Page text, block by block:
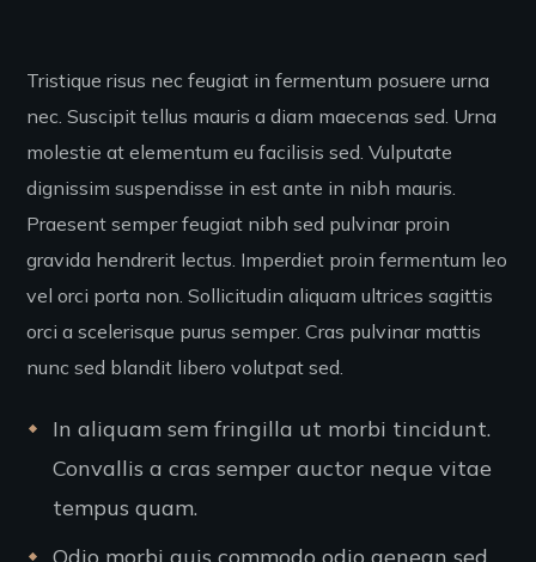
Tristique risus nec feugiat in fermentum posuere urna
nec. Suscipit tellus mauris a diam maecenas sed. Urna
molestie at elementum eu facilisis sed. Vulputate
dignissim suspendisse in est ante in nibh mauris.
Praesent semper feugiat nibh sed pulvinar proin
gravida hendrerit lectus. Imperdiet proin fermentum leo
vel orci porta non. Sollicitudin aliquam ultrices sagittis
orci a scelerisque purus semper. Cras pulvinar mattis
nunc sed blandit libero volutpat sed.
In aliquam sem fringilla ut morbi tincidunt.
Convallis a cras semper auctor neque vitae
tempus quam.
Odio morbi quis commodo odio aenean sed